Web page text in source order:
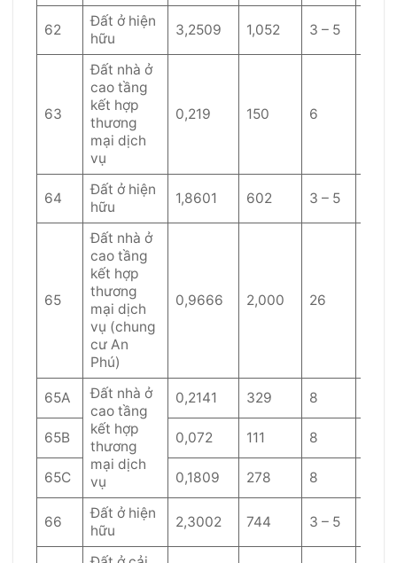
62
Đất ở hiện
hữu
3,2509 1,052 3 – 5
63
Đất nhà ở
cao tầng
kết hợp
thương
mại dịch
vụ
0,219 150 6
64
Đất ở hiện
hữu
1,8601 602 3 – 5
65
Đất nhà ở
cao tầng
kết hợp
thương
mại dịch
vụ (chung
cư An
Phú)
0,9666 2,000 26
65A
Đất nhà ở
cao tầng
kết hợp
thương
mại dịch
vụ
0,2141 329 8
65B 0,072 111 8
65C 0,1809 278 8
66
Đất ở hiện
hữu
2,3002 744 3 – 5